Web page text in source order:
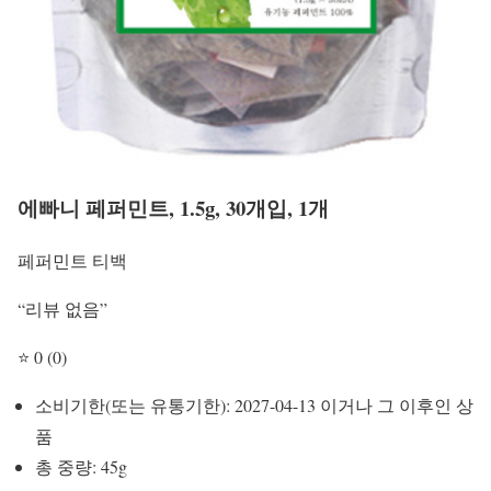
에빠니 페퍼민트, 1.5g, 30개입, 1개
페퍼민트 티백
“리뷰 없음”
⭐ 0 (0)
소비기한(또는 유통기한): 2027-04-13 이거나 그 이후인 상
품
총 중량: 45g